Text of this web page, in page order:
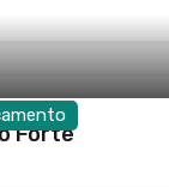
Forte